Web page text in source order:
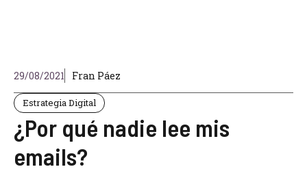
29/08/2021 Fran Páez
Estrategia Digital
¿Por qué nadie lee mis
emails?